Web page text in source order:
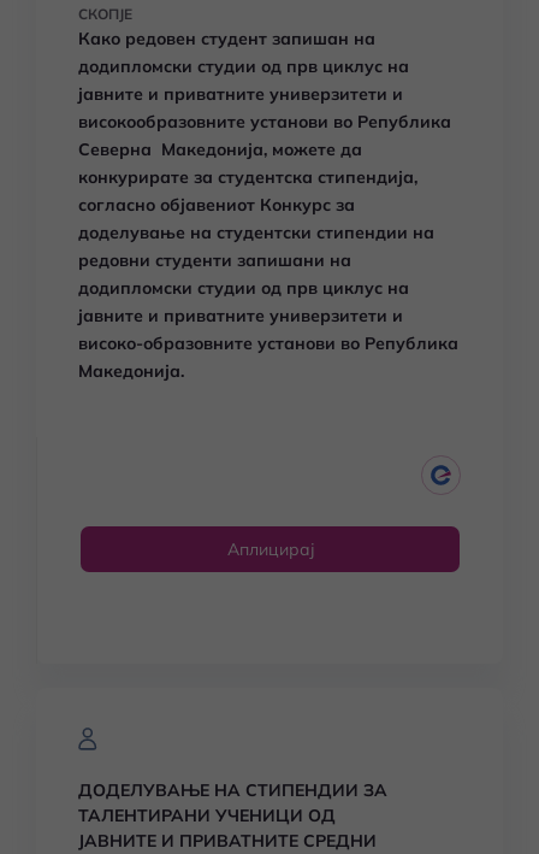
СКОПЈЕ
Како редовен студент запишан на
додипломски студии од прв циклус на
јавните и приватните универзитети и
високообразовните установи во Република
Северна Македонија, можете да
конкурирате за студентска стипендија,
согласно објавениот Конкурс за
доделување на студентски стипендии на
редовни студенти запишани на
додипломски студии од прв циклус на
јавните и приватните универзитети и
високо-образовните установи во Република
Македонија.
Аплицирај
ДОДЕЛУВАЊЕ НА СТИПЕНДИИ ЗА
ТАЛЕНТИРАНИ УЧЕНИЦИ ОД
ЈАВНИТЕ И ПРИВАТНИТЕ СРЕДНИ